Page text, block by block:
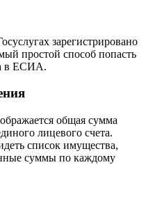
зарегистрировано
простой способ попасть
в ЕСИА.
общая сумма
лицевого счета.
список имущества,
суммы по каждому